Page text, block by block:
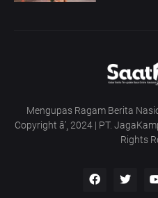
Mengupas Ragam Berita
Copyright â’¸ 2024 | PT.
Rights